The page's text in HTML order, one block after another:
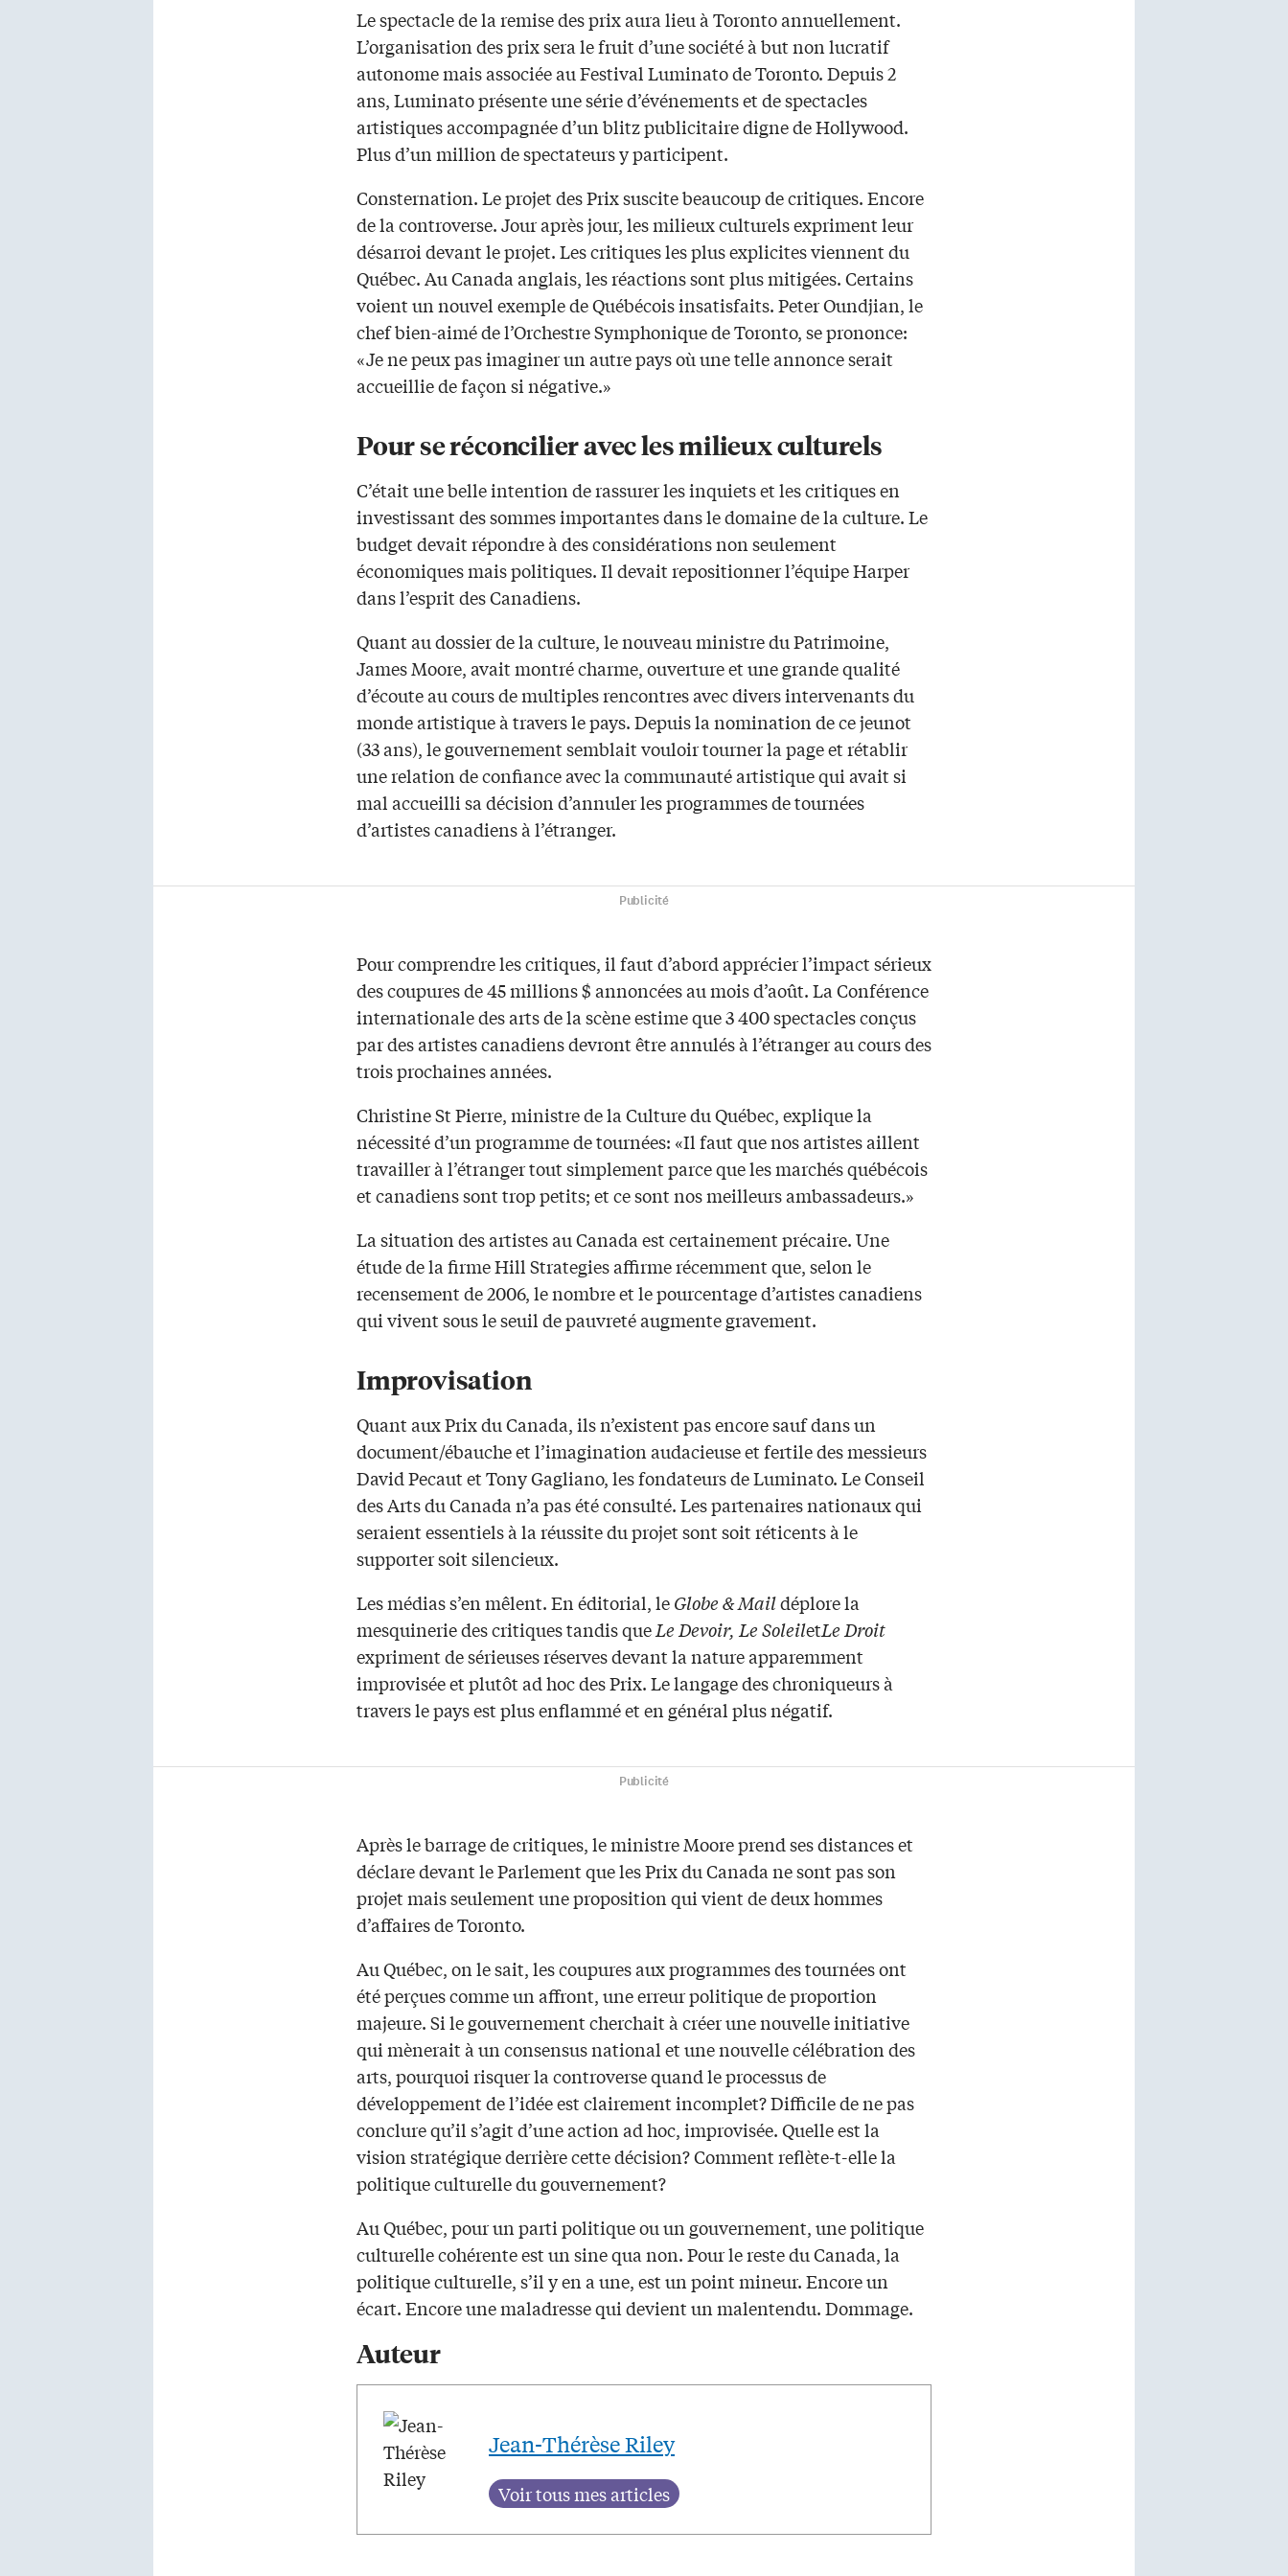
Le spectacle de la remise des prix aura lieu à Toronto annuellement.
L’organisation des prix sera le fruit d’une société à but non lucratif
autonome mais associée au Festival Luminato de Toronto. Depuis 2
ans, Luminato présente une série d’événements et de spectacles
artistiques accompagnée d’un blitz publicitaire digne de Hollywood.
Plus d’un million de spectateurs y participent.
Consternation. Le projet des Prix suscite beaucoup de critiques. Encore
de la controverse. Jour après jour, les milieux culturels expriment leur
désarroi devant le projet. Les critiques les plus explicites viennent du
Québec. Au Canada anglais, les réactions sont plus mitigées. Certains
voient un nouvel exemple de Québécois insatisfaits. Peter Oundjian, le
chef bien-aimé de l’Orchestre Symphonique de Toronto, se prononce:
«Je ne peux pas imaginer un autre pays où une telle annonce serait
accueillie de façon si négative.»
Pour se réconcilier avec les milieux culturels
C’était une belle intention de rassurer les inquiets et les critiques en
investissant des sommes importantes dans le domaine de la culture. Le
budget devait répondre à des considérations non seulement
économiques mais politiques. Il devait repositionner l’équipe Harper
dans l’esprit des Canadiens.
Quant au dossier de la culture, le nouveau ministre du Patrimoine,
James Moore, avait montré charme, ouverture et une grande qualité
d’écoute au cours de multiples rencontres avec divers intervenants du
monde artistique à travers le pays. Depuis la nomination de ce jeunot
(33 ans), le gouvernement semblait vouloir tourner la page et rétablir
une relation de confiance avec la communauté artistique qui avait si
mal accueilli sa décision d’annuler les programmes de tournées
d’artistes canadiens à l’étranger.
Publicité
Pour comprendre les critiques, il faut d’abord apprécier l’impact sérieux
des coupures de 45 millions $ annoncées au mois d’août. La Conférence
internationale des arts de la scène estime que 3 400 spectacles conçus
par des artistes canadiens devront être annulés à l’étranger au cours des
trois prochaines années.
Christine St Pierre, ministre de la Culture du Québec, explique la
nécessité d’un programme de tournées: «Il faut que nos artistes aillent
travailler à l’étranger tout simplement parce que les marchés québécois
et canadiens sont trop petits; et ce sont nos meilleurs ambassadeurs.»
La situation des artistes au Canada est certainement précaire. Une
étude de la firme Hill Strategies affirme récemment que, selon le
recensement de 2006, le nombre et le pourcentage d’artistes canadiens
qui vivent sous le seuil de pauvreté augmente gravement.
Improvisation
Quant aux Prix du Canada, ils n’existent pas encore sauf dans un
document/ébauche et l’imagination audacieuse et fertile des messieurs
David Pecaut et Tony Gagliano, les fondateurs de Luminato. Le Conseil
des Arts du Canada n’a pas été consulté. Les partenaires nationaux qui
seraient essentiels à la réussite du projet sont soit réticents à le
supporter soit silencieux.
Les médias s’en mêlent. En éditorial, leGlobe & Maildéplore la
mesquinerie des critiques tandis queLe Devoir, Le SoleiletLe Droit
expriment de sérieuses réserves devant la nature apparemment
improvisée et plutôt ad hoc des Prix. Le langage des chroniqueurs à
travers le pays est plus enflammé et en général plus négatif.
Publicité
Après le barrage de critiques, le ministre Moore prend ses distances et
déclare devant le Parlement que les Prix du Canada ne sont pas son
projet mais seulement une proposition qui vient de deux hommes
d’affaires de Toronto.
Au Québec, on le sait, les coupures aux programmes des tournées ont
été perçues comme un affront, une erreur politique de proportion
majeure. Si le gouvernement cherchait à créer une nouvelle initiative
qui mènerait à un consensus national et une nouvelle célébration des
arts, pourquoi risquer la controverse quand le processus de
développement de l’idée est clairement incomplet? Difficile de ne pas
conclure qu’il s’agit d’une action ad hoc, improvisée. Quelle est la
vision stratégique derrière cette décision? Comment reflète-t-elle la
politique culturelle du gouvernement?
Au Québec, pour un parti politique ou un gouvernement, une politique
culturelle cohérente est un sine qua non. Pour le reste du Canada, la
politique culturelle, s’il y en a une, est un point mineur. Encore un
écart. Encore une maladresse qui devient un malentendu. Dommage.
Auteur
Jean-Thérèse Riley